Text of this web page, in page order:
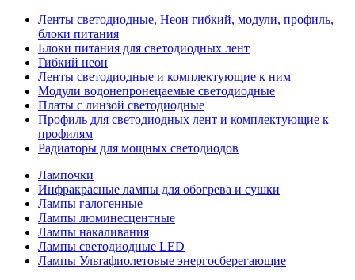
Ленты светодиодные, Неон гибкий, модули, профиль,
блоки питания
Блоки питания для светодиодных лент
Гибкий неон
Ленты светодиодные и комплектующие к ним
Модули водонепронецаемые светодиодные
Платы с линзой светодиодные
Профиль для светодиодных лент и комплектующие к
профилям
Радиаторы для мощных светодиодов
Лампочки
Инфракрасные лампы для обогрева и сушки
Лампы галогенные
Лампы люминесцентные
Лампы накаливания
Лампы светодиодные LED
Лампы Ультафиолетовые энергосберегающие